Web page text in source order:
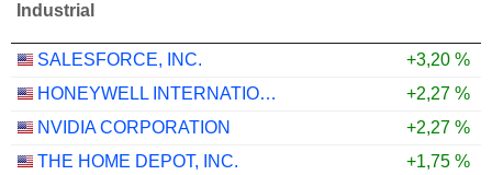
Industrial
SALESFORCE, INC.
+3,20 %
HONEYWELL INTERNATIONAL INC.
+2,27 %
NVIDIA CORPORATION
+2,27 %
THE HOME DEPOT, INC.
+1,75 %